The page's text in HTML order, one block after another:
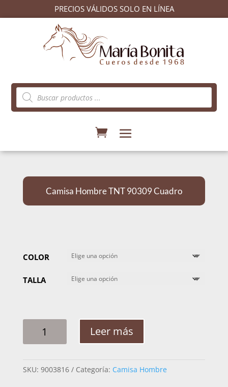
PRECIOS VÁLIDOS SOLO EN LÍNEA
Búsqueda
de
productos
Camisa Hombre TNT 90309 Cuadro
COLOR
TALLA
HOMBRE
CUADRO
Leer más
SKU: 9003816 Categoría: Camisa Hombre